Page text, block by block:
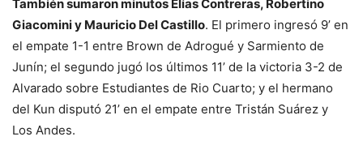
También sumaron minutos Elías Contreras, Robertino
Giacomini y Mauricio Del Castillo. El primero ingresó 9’ en
el empate 1-1 entre Brown de Adrogué y Sarmiento de
Junín; el segundo jugó los últimos 11’ de la victoria 3-2 de
Alvarado sobre Estudiantes de Rio Cuarto; y el hermano
del Kun disputó 21’ en el empate entre Tristán Suárez y
Los Andes.